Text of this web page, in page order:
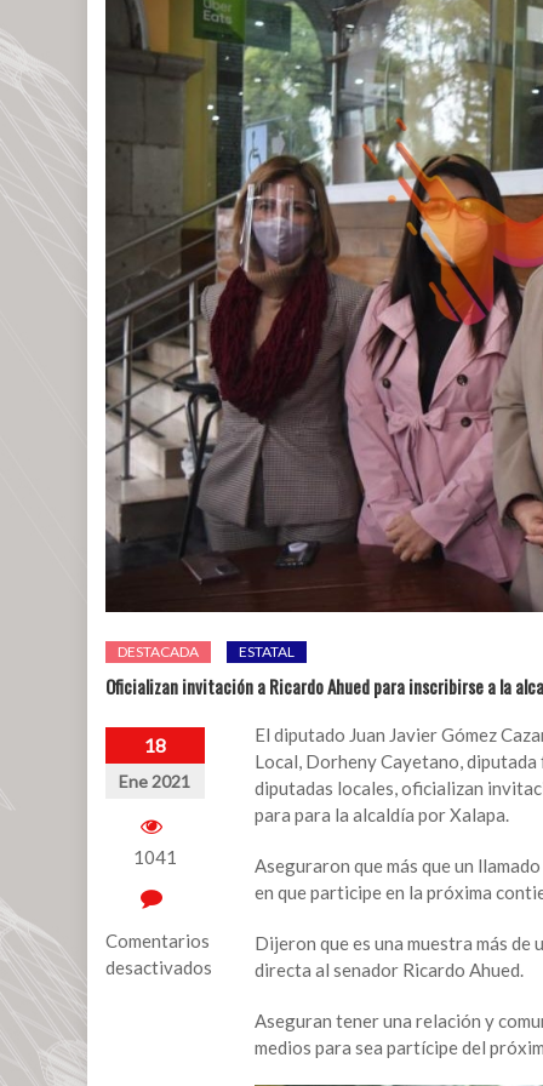
DESTACADA ESTATAL
Oficializan invitación a Ricardo Ahued para inscribirse a la
18
Ene 2021
1041
Comentarios
desactivados
El diputado Juan Javier Gómez
Local, Dorheny Cayetano,
diputadas locales, oficializan
para para la alcaldía por Xalapa.
Aseguraron que más que un
en que participe en la próxima
Dijeron que es una muestra más
directa al senador Ricardo Ahued.
Aseguran tener una relación y
medios para sea partícipe del